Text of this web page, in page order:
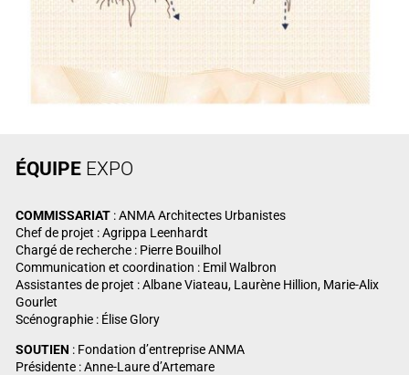
ÉQUIPEEXPO
COMMISSARIAT: ANMA Architectes Urbanistes
Chef de projet : Agrippa Leenhardt
Chargé de recherche : Pierre Bouilhol
Communication et coordination : Emil Walbron
Assistantes de projet : Albane Viateau, Laurène Hillion, Marie-Alix
Gourlet
Scénographie : Élise Glory
SOUTIEN : Fondation d’entreprise ANMA
Présidente : Anne-Laure d’Artemare